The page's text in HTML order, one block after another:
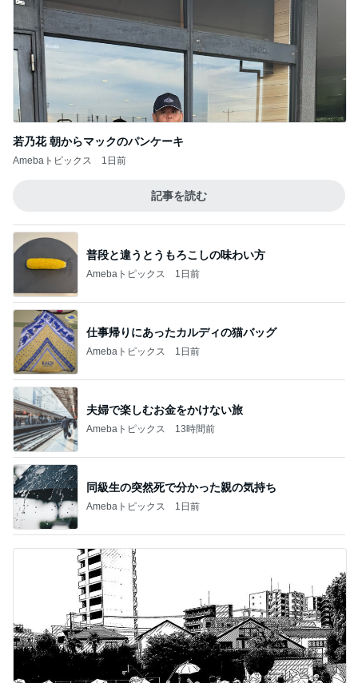
若乃花 朝からマックのパンケーキ
Amebaトピックス 1日前
記事を読む
普段と違うとうもろこしの味わい方
Amebaトピックス 1日前
仕事帰りにあったカルディの猫バッグ
Amebaトピックス 1日前
夫婦で楽しむお金をかけない旅
Amebaトピックス 13時間前
同級生の突然死で分かった親の気持ち
Amebaトピックス 1日前